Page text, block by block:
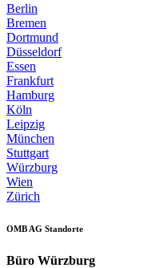
Berlin
Bremen
Dortmund
Düsseldorf
Essen
Frankfurt
Hamburg
Köln
Leipzig
München
Stuttgart
Würzburg
Wien
Zürich
OMB AG Standorte
Büro Würzburg